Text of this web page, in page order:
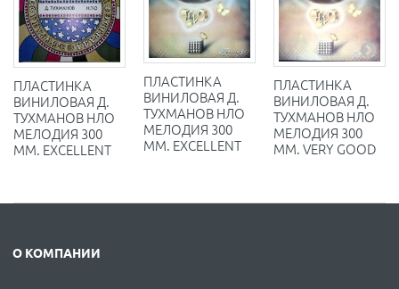
ПЛАСТИНКА
ВИНИЛОВАЯ Д.
ТУХМАНОВ НЛО
МЕЛОДИЯ 300
ММ. EXCELLENT
ПЛАСТИНКА
ВИНИЛОВАЯ Д.
ТУХМАНОВ НЛО
МЕЛОДИЯ 300
ММ. EXCELLENT
ПЛАСТИНКА
ВИНИЛОВАЯ Д.
ТУХМАНОВ НЛО
МЕЛОДИЯ 300
ММ. VERY GOOD
О КОМПАНИИ